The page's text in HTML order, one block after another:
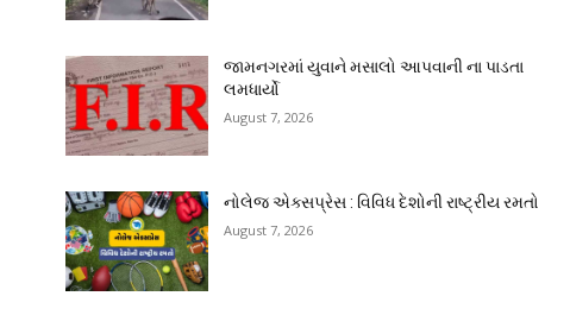
જામનગરમાં યુવાને મસાલો આપવાની ના પાડતા
લમધાર્યો
August 7, 2026
નોલેજ એક્સપ્રેસ : વિવિધ દેશોની રાષ્ટ્રીય રમતો
August 7, 2026